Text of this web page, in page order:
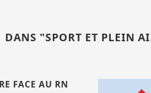
DANS "SPORT ET PLEIN
FACE AU RN